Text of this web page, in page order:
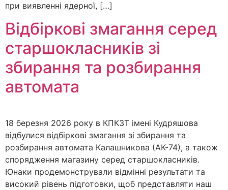
при виявленні ядерної, […]
Відбіркові змагання серед
старшокласників зі
збирання та розбирання
автомата
18 березня 2026 року в КПКЗТ імені Кудряшова
відбулися відбіркові змагання зі збирання та
розбирання автомата Калашникова (АК-74), а також
спорядження магазину серед старшокласників.
Юнаки продемонстрували відмінні результати та
високий рівень підготовки, щоб представляти наш